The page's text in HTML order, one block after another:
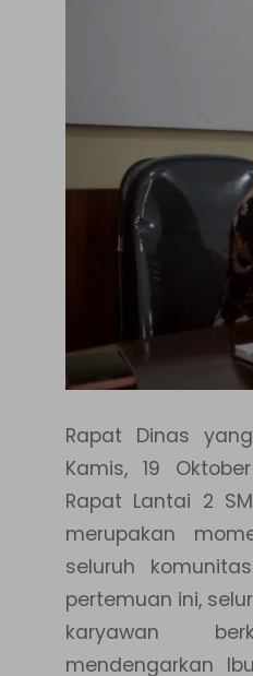
Rapat Dinas
Kamis, 19
Rapat Lantai 2
merupakan
seluruh
pertemuan ini,
karyawan
mendengarkan